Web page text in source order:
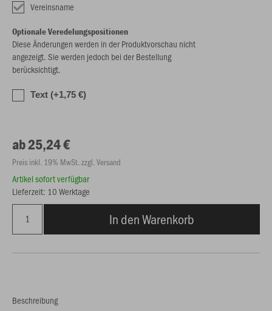
Vereinsname
Optionale Veredelungspositionen
Diese Änderungen werden in der Produktvorschau nicht
angezeigt. Sie werden jedoch bei der Bestellung
berücksichtigt.
Text (+1,75 €)
ab 25,24 €
Preis inkl. 19% MwSt. zzgl. Versand
Artikel sofort verfügbar
Lieferzeit: 10 Werktage
In den Warenkorb
Beschreibung